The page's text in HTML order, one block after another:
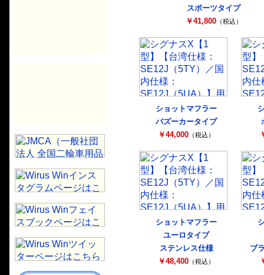
スポーツタイプ
￥41,800（税込）
ショットマフラー
バズーカータイプ
￥44,000 （税込）
ショットマフラー
ユーロタイプ
ステンレス仕様
￥48,400 （税込）
ブ